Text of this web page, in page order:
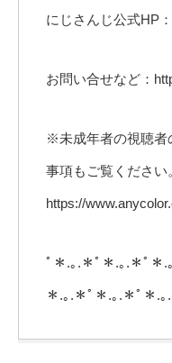
にじさんじ公式HP
お問い合せなど：
※未成年者の視聴者
事項もご覧ください
https://
ﾟ＊.｡.＊ﾟ＊.｡.＊ﾟ＊.
＊.｡.＊ﾟ＊.｡.＊ﾟ＊.